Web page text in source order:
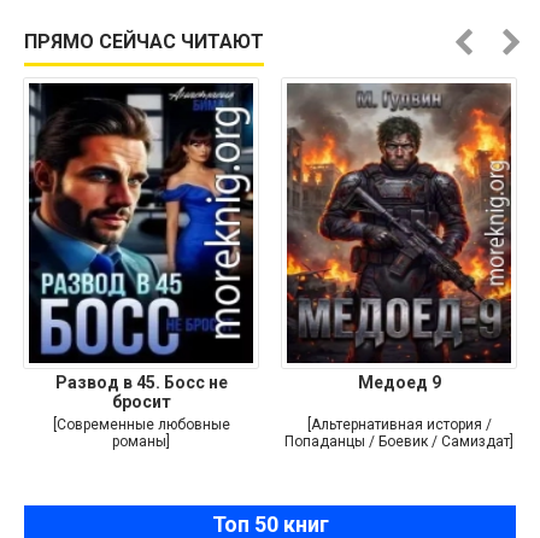
ПРЯМО СЕЙЧАС ЧИТАЮТ
Развод в 45. Босс не
бросит
[Современные любовные
романы]
Медоед 9
[Альтернативная история /
Попаданцы / Боевик / Самиздат]
Топ 50 книг